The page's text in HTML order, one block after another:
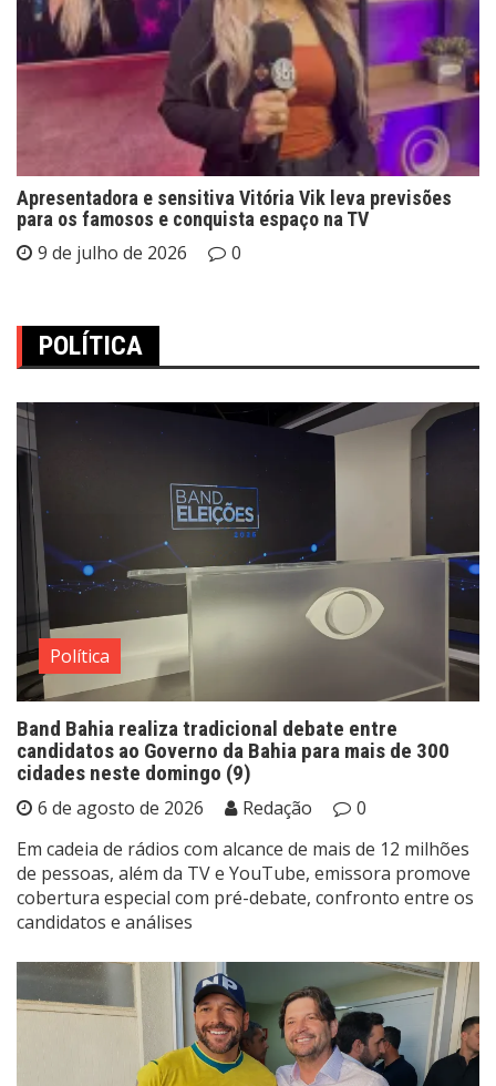
Apresentadora e sensitiva Vitória Vik leva previsões
para os famosos e conquista espaço na TV
9 de julho de 2026 0
POLÍTICA
Política
Band Bahia realiza tradicional debate entre
candidatos ao Governo da Bahia para mais de 300
cidades neste domingo (9)
6 de agosto de 2026 Redação
0
Em cadeia de rádios com alcance de mais de 12 milhões
de pessoas, além da TV e YouTube, emissora promove
cobertura especial com pré-debate, confronto entre os
candidatos e análises